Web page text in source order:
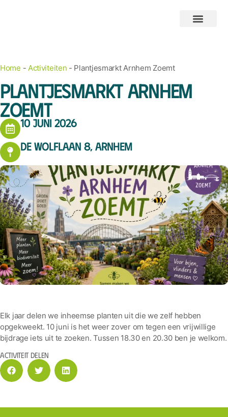
Home - Activiteiten - Plantjesmarkt Arnhem Zoemt
Plantjesmarkt Arnhem
Zoemt
10 juni 2026
De Wolflaan 8, Arnhem
Elk jaar delen we inheemse planten uit die we zelf hebben
opgekweekt. 10 juni is het weer zover om tegen een vrijwillige
bijdrage iets uit te zoeken. Tussen 18.30 en 20.30 ben je welkom.
Activiteit delen